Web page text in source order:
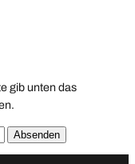
gib unten das